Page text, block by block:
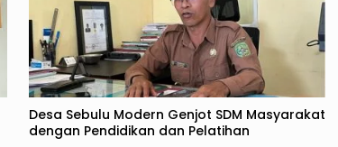
Desa Sebulu Modern Genjot SDM Masyarakat
dengan Pendidikan dan Pelatihan